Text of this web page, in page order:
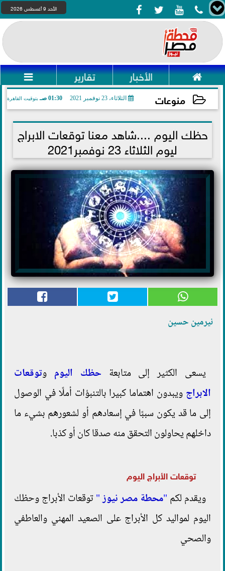
    الأحد 9 أغسطس 2026
 الأخبار تقارير 
منوعات الثلاثاء، 23 نوفمبر 2021 01:30 صـ بتوقيت القاهرة
2021-11-23 01:30:55
حظك اليوم ....شاهد معنا توقعات الابراج
ليوم الثلاثاء 23 نوفمبر2021
نيرمين حسين
يسعى الكثير إلى متابعة حظك اليوم وتوقعات
الابراج ويبدون اهتماما كبيرا بالتنبؤات أملًا في الوصول
إلى ما قد يكون سببًا في إسعادهم أو لشعورهم بشيء ما
داخلهم يحاولون التحقق منه صدقا كان أو كذبا.
توقعات الأبراج اليوم
ويقدم لكم "محطة مصر نيوز"توقعات الأبراج وحظك
اليوم لمواليد كل الأبراج على الصعيد المهني والعاطفي
والصحي